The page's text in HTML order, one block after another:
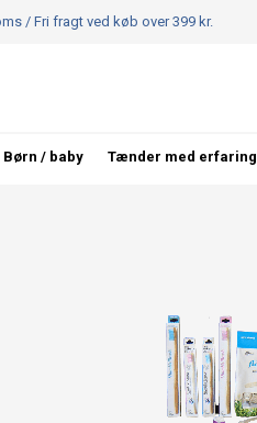
/Fri fragt ved køb over 399 kr.
Børn / baby Tænder med erfaring